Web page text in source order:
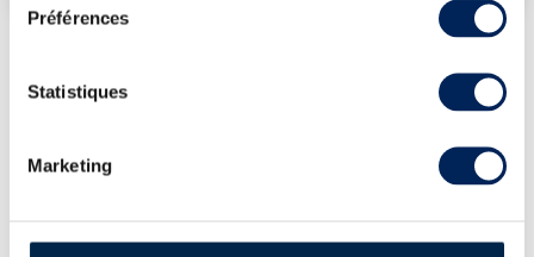
Préférences
Statistiques
Marketing
PRÉSENTATION DU LOT
RESERVE (75CL.)